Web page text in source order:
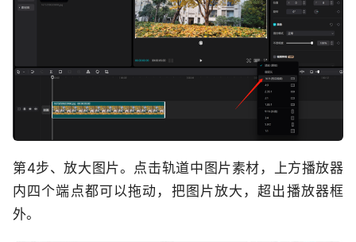
第4步、放大图片。点击轨道中图片素材，上方播放器
内四个端点都可以拖动，把图片放大，超出播放器框
外。